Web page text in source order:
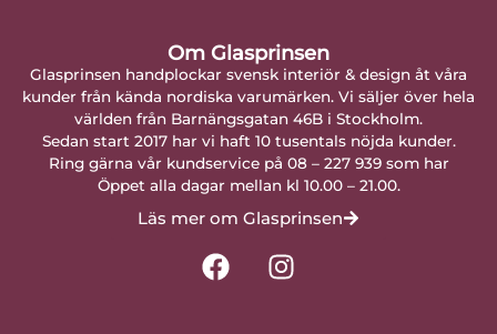
Om Glasprinsen
Glasprinsen handplockar svensk interiör & design åt våra
kunder från kända nordiska varumärken. Vi säljer över hela
världen från Barnängsgatan 46B i Stockholm.
Sedan start 2017 har vi haft 10 tusentals nöjda kunder.
Ring gärna vår kundservice på 08 – 227 939 som har
Öppet alla dagar mellan kl 10.00 – 21.00.
Läs mer om Glasprinsen
F
a
I
n